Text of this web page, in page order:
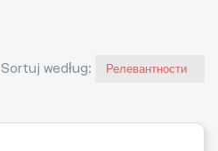
Sortuj według: